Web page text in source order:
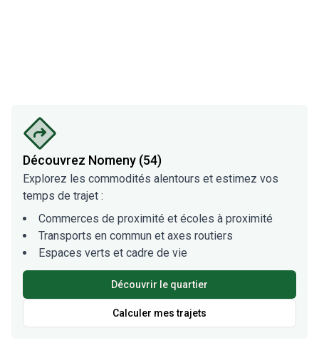
Découvrez Nomeny (54)
Explorez les commodités alentours et estimez vos
temps de trajet :
Commerces de proximité et écoles à proximité
Transports en commun et axes routiers
Espaces verts et cadre de vie
Découvrir le quartier
Calculer mes trajets